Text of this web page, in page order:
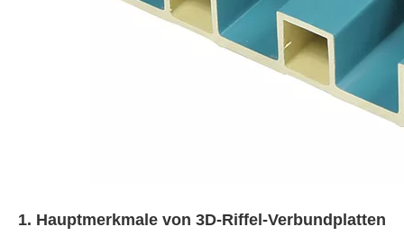
1. Hauptmerkmale von 3D-Riffel-Verbundplatten